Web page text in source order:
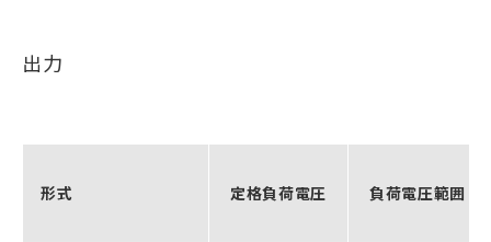
出力
形式 定格負荷電圧 負荷電圧範囲